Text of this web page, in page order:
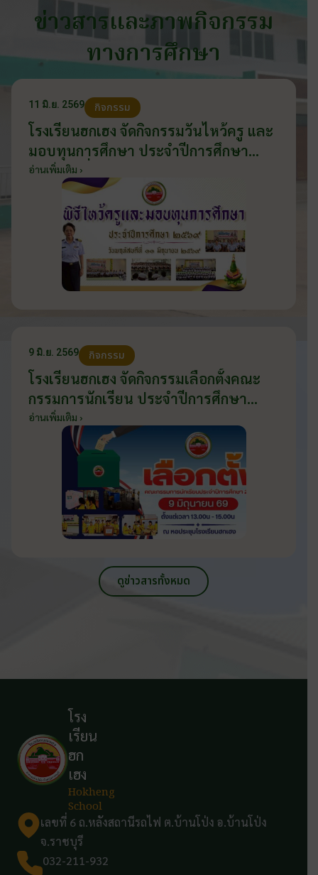
ข่าวสารและภาพกิจกรรม
ทางการศึกษา
11 มิ.ย. 2569 กิจกรรม
โรงเรียนฮกเฮง จัดกิจกรรมวันไหว้ครู และ
มอบทุนการศึกษา ประจำปีการศึกษา
2569 วันที่ 11 มิถุนายน 2569
อ่านเพิ่มเติม ›
9 มิ.ย. 2569 กิจกรรม
โรงเรียนฮกเฮง จัดกิจกรรมเลือกตั้งคณะ
กรรมการนักเรียน ประจำปีการศึกษา
2569 ส่งเสริมประชาธิปไตยในโรงเรียน
วันที่ 9 มิถุนายน 2569
อ่านเพิ่มเติม ›
ดูข่าวสารทั้งหมด
โรง
เรียน
ฮก
เฮง
Hokheng
School
เลขที่ 6 ถ.หลังสถานีรถไฟ ต.บ้านโป่ง อ.บ้านโป่ง
จ.ราชบุรี
032-211-932